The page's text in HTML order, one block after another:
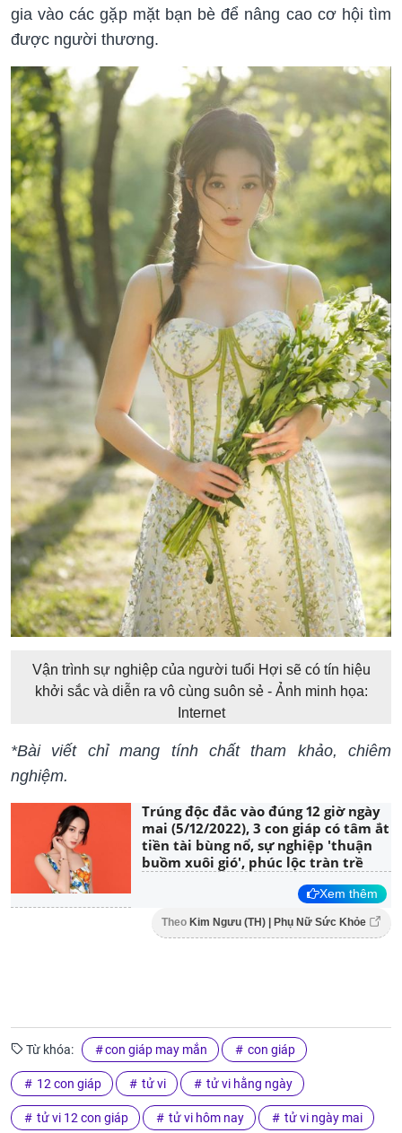
gia vào các gặp mặt bạn bè để nâng cao cơ hội tìm
được người thương.
Vận trình sự nghiệp của người tuổi Hợi sẽ có tín hiệu
khởi sắc và ‏diễn ra vô cùng suôn sẻ - Ảnh minh họa:
Internet
*Bài viết chỉ mang tính chất tham khảo, chiêm
nghiệm.
Trúng độc đắc vào đúng 12 giờ ngày
mai (5/12/2022), 3 con giáp có tâm ắt
tiền tài bùng nổ, sự nghiệp 'thuận
buồm xuôi gió', phúc lộc tràn trề
Xem thêm
Theo Kim Ngưu (TH) | Phụ Nữ Sức Khỏe
Từ khóa: con giáp may mắn con giáp
12 con giáp tử vi tử vi hằng ngày
tử vi 12 con giáp tử vi hôm nay tử vi ngày mai